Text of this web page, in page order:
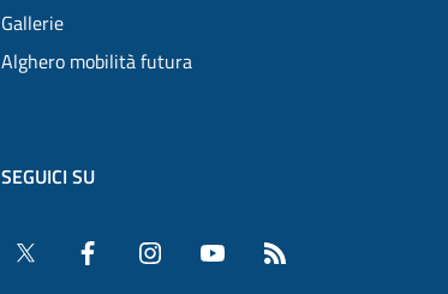
Gallerie
Alghero mobilità futura
SEGUICI SU
Twitter Facebook InstagramYouTube